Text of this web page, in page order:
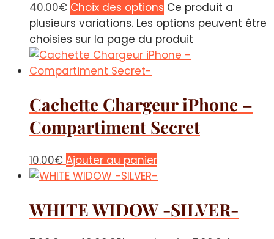
40.00€ Choix des options Ce produit a
plusieurs variations. Les options peuvent être
choisies sur la page du produit
Cachette Chargeur iPhone –
Compartiment Secret
10.00€ Ajouter au panier
WHITE WIDOW -SILVER-